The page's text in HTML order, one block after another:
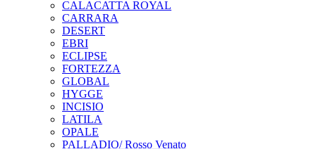
CALACATTA ROYAL
CARRARA
DESERT
EBRI
ECLIPSE
FORTEZZA
GLOBAL
HYGGE
INCISIO
LATILA
OPALE
PALLADIO/ Rosso Venato